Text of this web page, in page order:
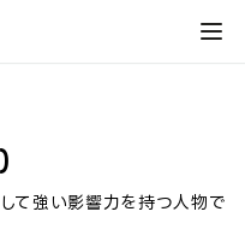
て強い影響力を持つ人物で